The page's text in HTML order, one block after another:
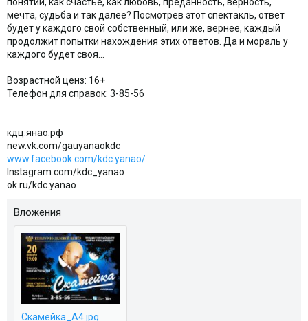
мечта, судьба и так далее? Посмотрев этот спектакль, ответ
будет у каждого свой собственный, или же, вернее, каждый
продолжит попытки нахождения этих ответов. Да и мораль у
каждого будет своя…
Возрастной ценз: 16+
Телефон для справок: 3-85-56
кдц.янао.рф
new.vk.com/gauyanaokdc
www.facebook.com/kdc.yanao/
Instagram.com/kdc_yanao
ok.ru/kdc.yanao
Вложения
Скамейка_А4.jpg